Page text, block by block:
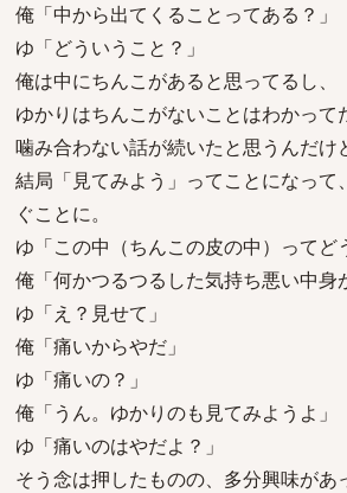
俺「中から出てくることってある？」
ゆ「どういうこと？」
俺は中にちんこがあると思ってるし、
ゆかりはちんこがないことはわかって
噛み合わない話が続いたと思うんだけ
結局「見てみよう」ってことになって
ぐことに。
ゆ「この中（ちんこの皮の中）ってど
俺「何かつるつるした気持ち悪い中身
ゆ「え？見せて」
俺「痛いからやだ」
ゆ「痛いの？」
俺「うん。ゆかりのも見てみようよ」
ゆ「痛いのはやだよ？」
そう念は押したものの、多分興味があ